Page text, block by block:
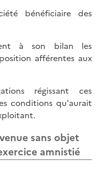
bénéficiaire des
à son bilan les
afférentes aux
régissant ces
conditions qu'aurait
sans objet
amnistié